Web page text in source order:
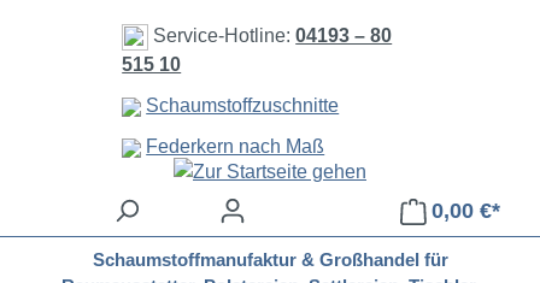
Zum Hauptinhalt springen
Service-Hotline:04193 – 80
515 10
Schaumstoffzuschnitte
Federkern nach Maß
0,00 €*
Schaumstoffmanufaktur & Großhandel für